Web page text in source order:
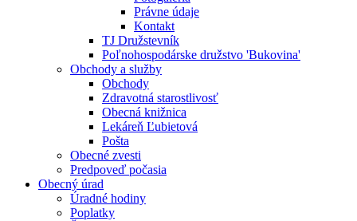
Právne údaje
Kontakt
TJ Družstevník
Poľnohospodárske družstvo 'Bukovina'
Obchody a služby
Obchody
Zdravotná starostlivosť
Obecná knižnica
Lekáreň Ľubietová
Pošta
Obecné zvesti
Predpoveď počasia
Obecný úrad
Úradné hodiny
Poplatky